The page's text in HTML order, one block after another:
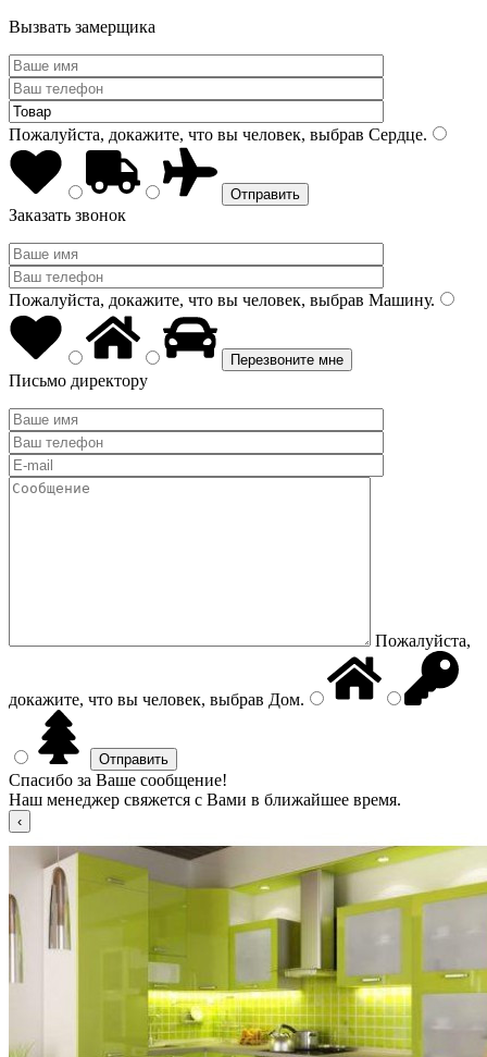
Вызвать замерщика
Пожалуйста, докажите, что вы человек, выбрав Сердце.
Заказать звонок
Пожалуйста, докажите, что вы человек, выбрав Машину.
Письмо директору
Пожалуйста,
докажите, что вы человек, выбрав Дом.
Спасибо за Ваше сообщение!
Наш менеджер свяжется с Вами в ближайшее время.